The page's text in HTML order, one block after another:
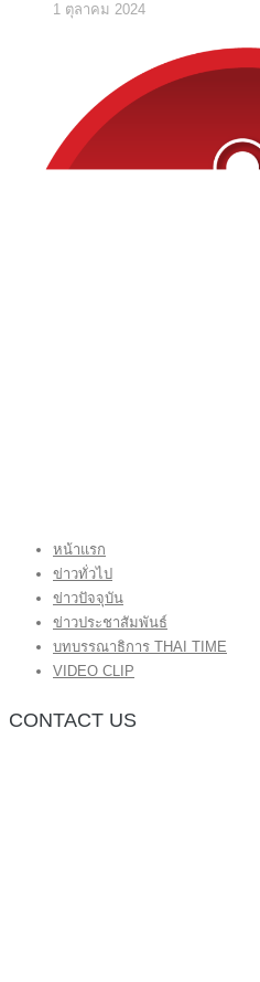
1 ตุลาคม 2024
หน้าแรก
ข่าวทั่วไป
ข่าวปัจจุบัน
ข่าวประชาสัมพันธ์
บทบรรณาธิการ THAI TIME
VIDEO CLIP
CONTACT US